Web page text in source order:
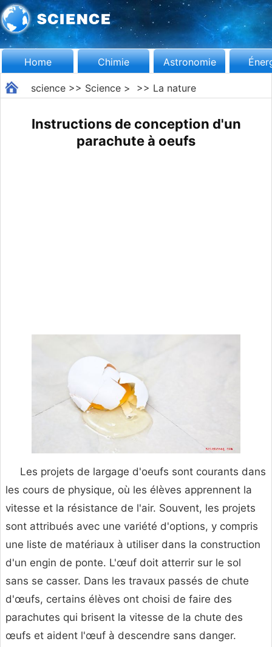
Home Chimie Astronomie
science>> Science> >> La nature
Instructions de conception d'un
parachute à oeufs
Les projets de largage d'oeufs sont courants dans
les cours de physique, où les élèves apprennent la
vitesse et la résistance de l'air. Souvent, les projets
sont attribués avec une variété d'options, y compris
une liste de matériaux à utiliser dans la construction
d'un engin de ponte. L'œuf doit atterrir sur le sol
sans se casser. Dans les travaux passés de chute
d'œufs, certains élèves ont choisi de faire des
parachutes qui brisent la vitesse de la chute des
œufs et aident l'œuf à descendre sans danger.